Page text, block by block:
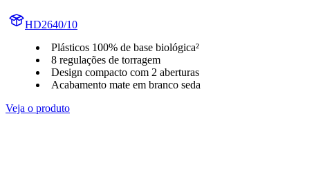
HD2640/10
Plásticos 100% de base biológica²
8 regulações de torragem
Design compacto com 2 aberturas
Acabamento mate em branco seda
Veja o produto